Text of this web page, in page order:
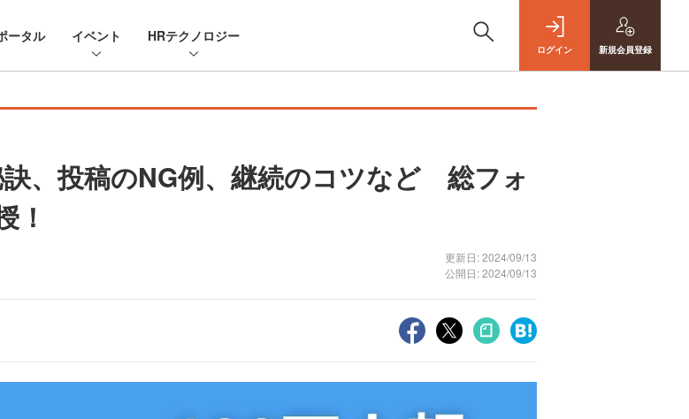
ータル イベント HRテクノロジー
ログイン 新規会員登録
、投稿のNG例、継続のコツなど 総フォ
！
更新日: 2024/09/13
公開日: 2024/09/13